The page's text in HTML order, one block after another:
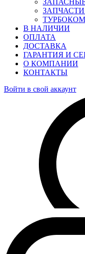
В НАЛИЧИИ
ОПЛАТА
ДОСТАВКА
ГАРАНТИЯ И
О КОМПАНИИ
КОНТАКТЫ
Войти в свой аккаунт